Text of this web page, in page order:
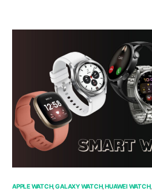
APPLE WATCH GALAXY WATCH HUAWEI WATCH